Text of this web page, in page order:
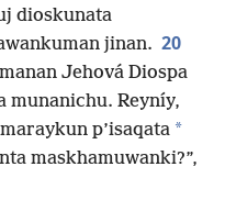
dioskunata
jinan. 20
Jehová Diospa
munanichu. Reyníy,
p’isaqata *
maskhamuwanki?”,